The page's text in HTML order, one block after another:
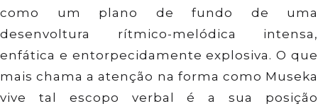
como um plano de fundo de uma
desenvoltura rítmico-melódica intensa,
enfática e entorpecidamente explosiva. O que
mais chama a atenção na forma como Museka
vive tal escopo verbal é a sua posição